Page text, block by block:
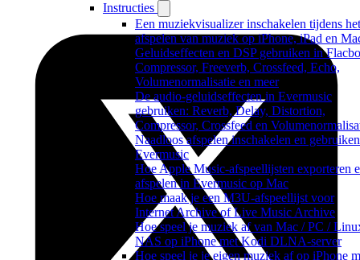
Instructies
Een muziekvisualizer inschakelen tijdens het
afspelen van muziek op iPhone, iPad en
Geluidseffecten en DSP gebruiken in
Compressor, Freeverb, Crossfeed, Echo,
Volumenormalisatie en meer
De audio-geluidseffecten in Evermusic
gebruiken: Reverb, Delay, Distortion,
Compressor, Crossfeed en
Naadloos afspelen inschakelen en
Evermusic
Hoe Apple Music-afspeellijsten exporteren
afspelen in Evermusic op Mac
Hoe maak je een M3U-afspeellijst voor
Internet Archive of Live Music Archive
Hoe speel je muziek af van Mac / PC /
NAS op iPhone met Kodi DLNA-server
Hoe speel je je eigen muziek af op iPhone